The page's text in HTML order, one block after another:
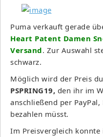
Puma verkauft gerade
Heart Patent Damen
Versand. Zur Auswahl
schwarz.
Möglich wird der Preis
PSPRING19, den ihr im
anschließend per
bezahlen müsst.
Im Preisvergleich konnte